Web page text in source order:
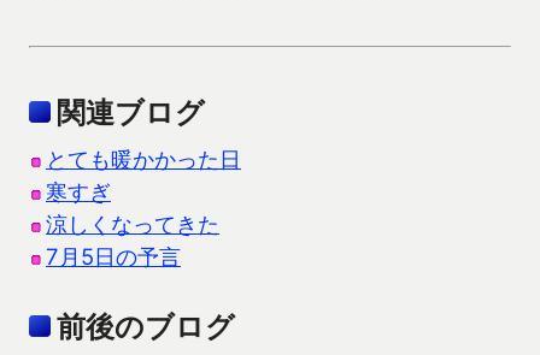
関連ブログ
とても暖かかった日
寒すぎ
涼しくなってきた
7月5日の予言
前後のブログ